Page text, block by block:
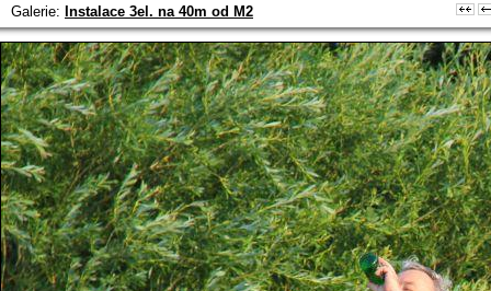
Galerie: Instalace 3el. na 40m od M2